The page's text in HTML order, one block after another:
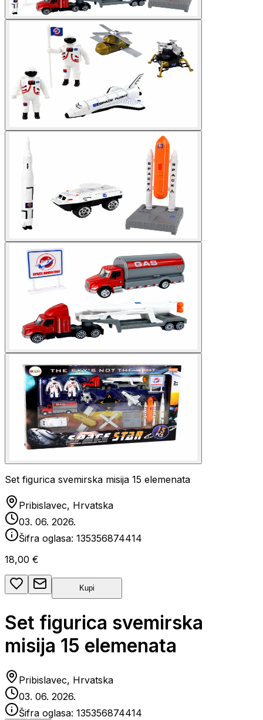
Set figurica svemirska misija 15 elemenata
Pribislavec, Hrvatska
03. 06. 2026.
Šifra oglasa: 135356874414
18,00 €
Kupi
Set figurica svemirska
misija 15 elemenata
Pribislavec, Hrvatska
03. 06. 2026.
Šifra oglasa: 135356874414